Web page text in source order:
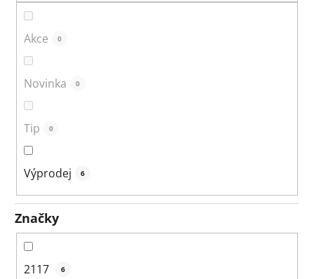
Akce 0
Novinka 0
Tip 0
Výprodej 6
Značky
2117 6